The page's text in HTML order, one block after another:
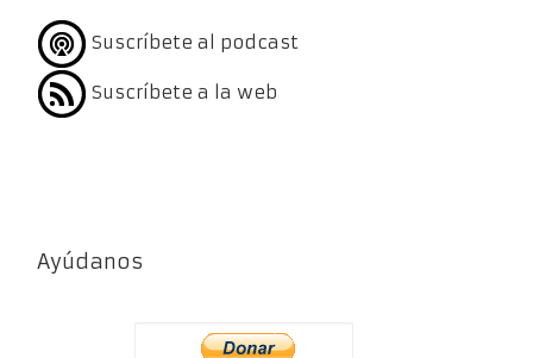
Suscríbete al podcast
Suscríbete a la web
Ayúdanos